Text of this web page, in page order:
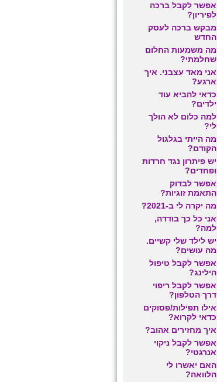
אפשר לקבל ברכה
לפיריון?
מבקש ברכה לעסק
החדש
מה משמעות החלום
שחלמתי?
אני מאד עצבני. איך
ארגע?
כדאי להביא עוד
ילדים?
למה כלום לא הולך
לי?
מה הייתי בגלגול
הקודם?
יש פיתרון נגד חרדות
ופחדים?
אפשר לבדוק
התאמת זוגיות?
מה יקרה לי ב-2021?
אני כל כך בודדה,
למה?
יש לילד שלי קשיים.
מה עושים?
אפשר לקבל טיפול
הילינג?
אפשר לקבל ריפוי
דרך הטלפון?
אילו תפילות/פסוקים
כדאי לקרוא?
איך מחזירים אהוב?
אפשר לקבל ניקוי
אנרגטי?
האם יאשרו לי
הלוואה?